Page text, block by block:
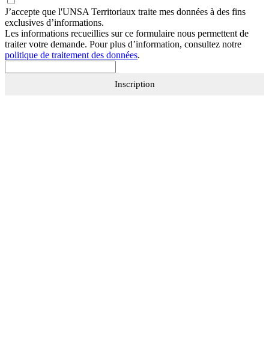
J’accepte que l'UNSA Territoriaux traite mes données à des fins
exclusives d’informations.
Les informations recueillies sur ce formulaire nous permettent de
traiter votre demande. Pour plus d’information, consultez notre
politique de traitement des données.
Inscription